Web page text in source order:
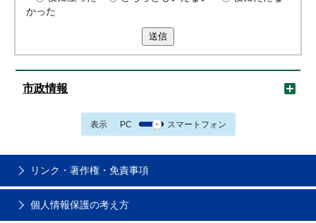
かった
送信
市政情報
表示 PC スマートフォン
リンク・著作権・免責事項
個人情報保護の考え方